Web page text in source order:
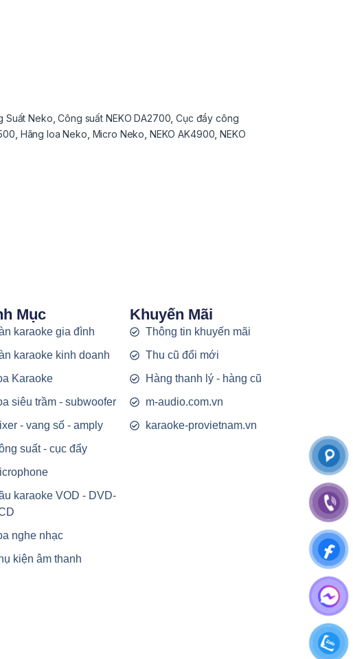
Suất Neko ,Công suất NEKO DA2700 ,Cục đẩy công
Hãng loa Neko Micro Neko NEKO AK4900 ,NEKO
Mục
karaoke gia đình
karaoke kinh doanh
Karaoke
siêu trầm - subwoofer
- vang số - amply
suất - cục đẩy
karaoke VOD - DVD-
nghe nhạc
kiện âm thanh
Khuyến Mãi
Thông tin khuyến mãi
Thu cũ đổi mới
Hàng thanh lý - hàng cũ
m-audio.com.vn
karaoke-provietnam.vn